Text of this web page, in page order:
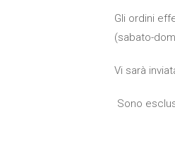
Gli ordini
(sabato-
Vi sarà
Sono